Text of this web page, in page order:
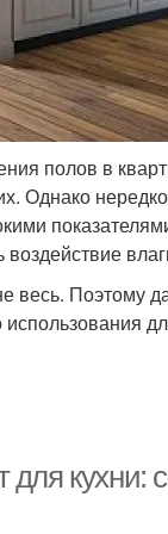
полов в
Однако
весь. Поэтому
использования
для кухни: